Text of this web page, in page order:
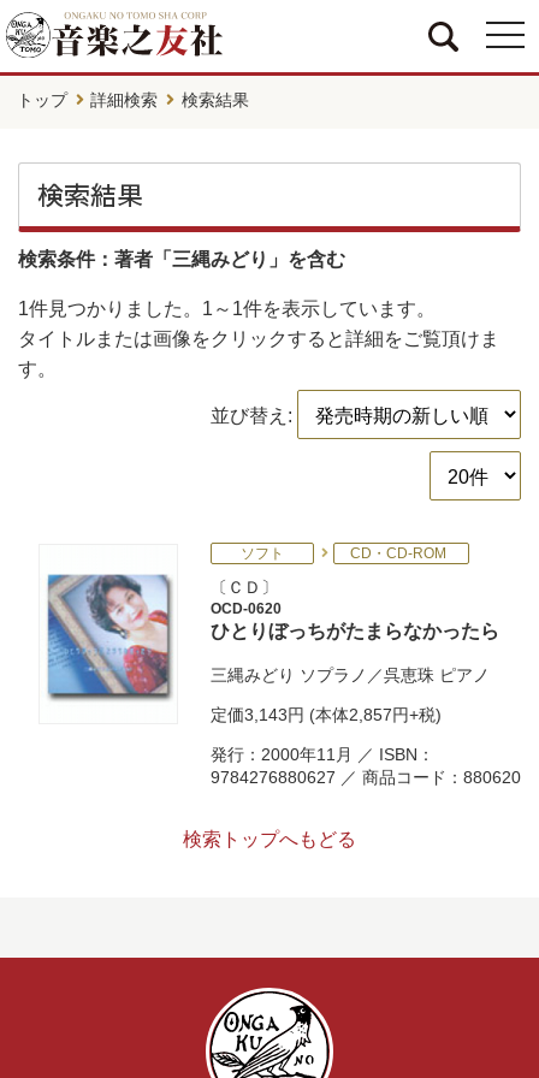
トップ 詳細検索 検索結果
検索結果
検索条件：著者「三縄みどり」を含む
1件見つかりました。 1～1件を表示しています。
タイトルまたは画像をクリックすると詳細をご覧頂けま
す。
並び替え:
ソフト CD・CD-ROM
ＣＤ
OCD-0620
ひとりぼっちがたまらなかったら
三縄みどり ソプラノ／呉恵珠 ピアノ
定価3,143円 (本体2,857円+税)
発行：2000年11月 ／ ISBN：
9784276880627 ／ 商品コード：880620
検索トップへもどる